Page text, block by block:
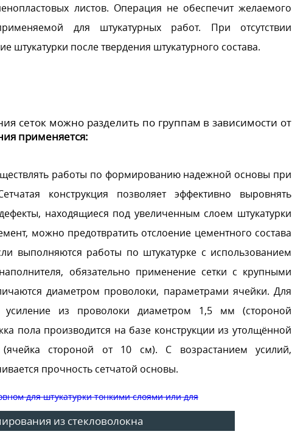
листов. Операция не обеспечит желаемого
для штукатурных работ. При отсутствии
штукатурки после твердения штукатурного состава.
сеток можно разделить по группам в зависимости от
применяется:
работы по формированию надежной основы при
конструкция позволяет эффективно выровнять
находящиеся под увеличенным слоем штукатурки
можно предотвратить отслоение цементного состава
выполняются работы по штукатурке с использованием
обязательно применение сетки с крупными
диаметром проволоки, параметрами ячейки. Для
усиление из проволоки диаметром 1,5 мм (стороной
пола производится на базе конструкции из утолщённой
стороной от 10 см). С возрастанием усилий,
прочность сетчатой основы.
из стекловолокна